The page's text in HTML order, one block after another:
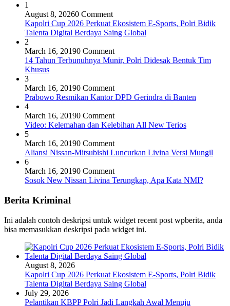
1
August 8, 20260 Comment
Kapolri Cup 2026 Perkuat Ekosistem E-Sports, Polri Bidik
Talenta Digital Berdaya Saing Global
2
March 16, 20190 Comment
14 Tahun Terbunuhnya Munir, Polri Didesak Bentuk Tim
Khusus
3
March 16, 20190 Comment
Prabowo Resmikan Kantor DPD Gerindra di Banten
4
March 16, 20190 Comment
Video: Kelemahan dan Kelebihan All New Terios
5
March 16, 20190 Comment
Aliansi Nissan-Mitsubishi Luncurkan Livina Versi Mungil
6
March 16, 20190 Comment
Sosok New Nissan Livina Terungkap, Apa Kata NMI?
Berita Kriminal
Ini adalah contoh deskripsi untuk widget recent post wpberita, anda
bisa memasukkan deskripsi pada widget ini.
August 8, 2026
Kapolri Cup 2026 Perkuat Ekosistem E-Sports, Polri Bidik
Talenta Digital Berdaya Saing Global
July 29, 2026
Pelantikan KBPP Polri Jadi Langkah Awal Menuju